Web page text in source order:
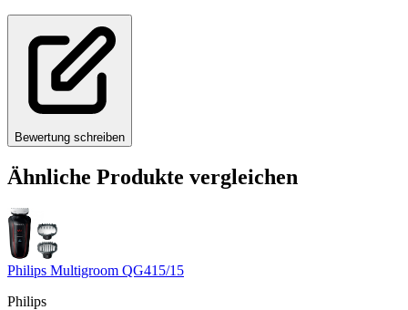
Bewertung schreiben
Ähnliche Produkte vergleichen
Philips Multigroom QG415/15
Philips